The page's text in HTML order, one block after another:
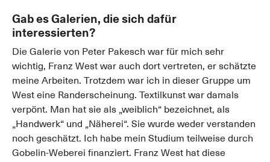
Gab es Galerien, die sich dafür
interessierten?
Die Galerie von Peter Pakesch war für mich sehr
wichtig, Franz West war auch dort vertreten, er schätzte
meine Arbeiten. Trotzdem war ich in dieser Gruppe um
West eine Randerscheinung. Textilkunst war damals
verpönt. Man hat sie als „weiblich“ bezeichnet, als
„Handwerk“ und „Näherei“. Sie wurde weder verstanden
noch geschätzt. Ich habe mein Studium teilweise durch
Gobelin-Weberei finanziert. Franz West hat diese